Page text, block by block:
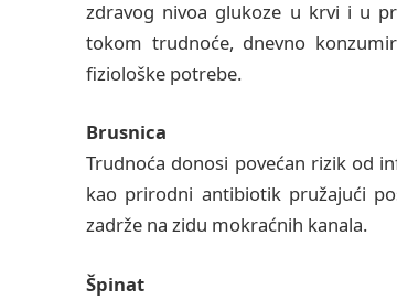
zdravog nivoa glukoze u krvi i u
tokom trudnoće, dnevno
fiziološke potrebe.
Brusnica
Trudnoća donosi povećan rizik od
kao prirodni antibiotik pružajući
zadrže na zidu mokraćnih kanala.
Špinat